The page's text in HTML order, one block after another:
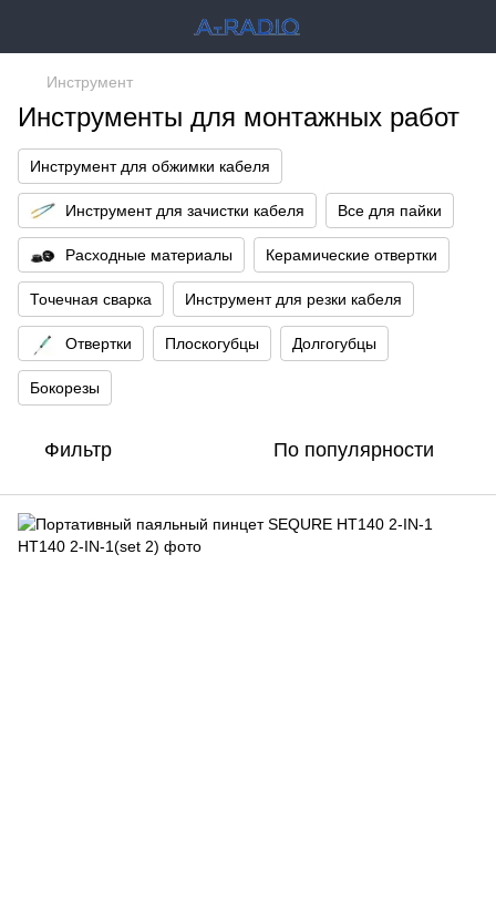
Инструмент
Инструменты для монтажных работ
Инструмент для обжимки кабеля
Инструмент для зачистки кабеля Все для пайки
Расходные материалы Керамические отвертки
Точечная сварка Инструмент для резки кабеля
Отвертки Плоскогубцы Долгогубцы
Бокорезы
Фильтр По популярности